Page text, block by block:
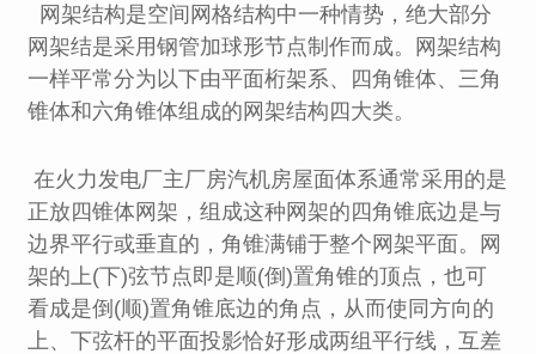
网架结构是空间网格结构中一种情势，绝大部分
网架结是采用钢管加球形节点制作而成。网架结构
一样平常分为以下由平面桁架系、四角锥体、三角
锥体和六角锥体组成的网架结构四大类。
在火力发电厂主厂房汽机房屋面体系通常采用的是
正放四锥体网架，组成这种网架的四角锥底边是与
边界平行或垂直的，角锥满铺于整个网架平面。网
架的上(下)弦节点即是顺(倒)置角锥的顶点，也可
看成是倒(顺)置角锥底边的角点，从而使同方向的
上、下弦杆的平面投影恰好形成两组平行线，互差